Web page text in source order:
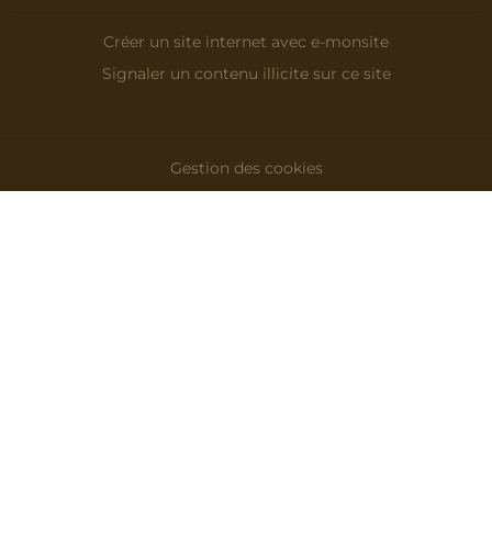
Créer un site internet avec e-monsite
Signaler un contenu illicite sur ce site
Gestion des cookies